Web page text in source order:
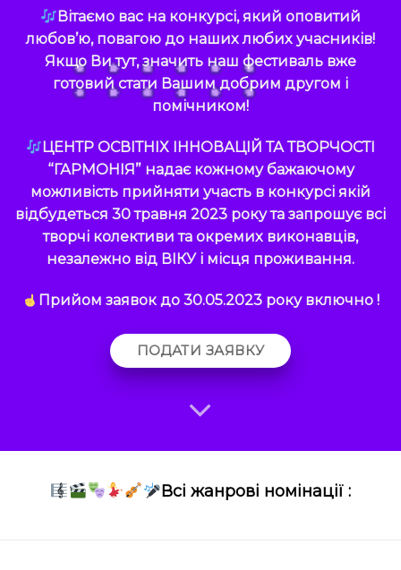
Вітаємо вас на конкурсі, який оповитий
любов’ю, повагою до наших любих учасників!
Якщо Ви тут, значить наш фестиваль вже
готовий стати Вашим добрим другом і
помічником!
ЦЕНТР ОСВІТНІХ ІННОВАЦІЙ ТА ТВОРЧОСТІ
“ГАРМОНІЯ” надає кожному бажаючому
можливість прийняти участь в конкурсі якій
відбудеться 30 травня 2023 року та запрошує всі
творчі колективи та окремих виконавців,
незалежно від ВІКУ і місця проживання.
Прийом заявок до 30.05.2023 року включно !
ПОДАТИ ЗАЯВКУ
Всі жанрові номінації :